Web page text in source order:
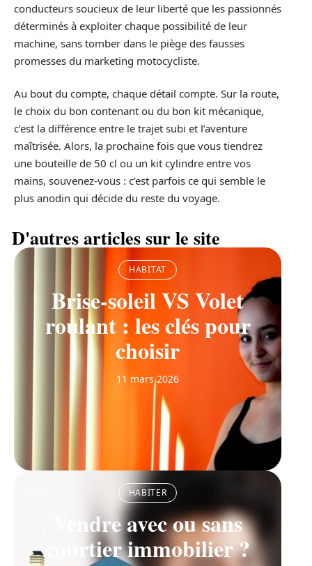
conducteurs soucieux de leur liberté que les passionnés
déterminés à exploiter chaque possibilité de leur
machine, sans tomber dans le piège des fausses
promesses du marketing motocycliste.
Au bout du compte, chaque détail compte. Sur la route,
le choix du bon contenant ou du bon kit mécanique,
c’est la différence entre le trajet subi et l’aventure
maîtrisée. Alors, la prochaine fois que vous tiendrez
une bouteille de 50 cl ou un kit cylindre entre vos
mains, souvenez-vous : c’est parfois ce qui semble le
plus anodin qui décide du reste du voyage.
D'autres articles sur le site
HABITAT
Brise-soleil VS Volet
roulant : les clés pour
choisir
11 mars 2026
HABITER
Vendre avec ou sans
courtier immobilier ?